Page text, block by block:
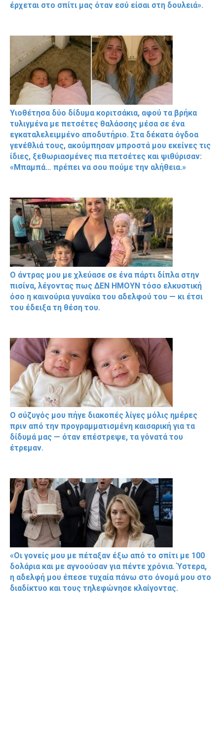
έρχεται στο σπίτι μας όταν εσύ είσαι στη δουλειά».
Υιοθέτησα δύο δίδυμα κοριτσάκια, αφού τα βρήκα
τυλιγμένα με πετσέτες θαλάσσης μέσα σε ένα
εγκαταλελειμμένο αποδυτήριο. Στα δέκατα όγδοα
γενέθλιά τους, ακούμπησαν μπροστά μου εκείνες τις
ίδιες, ξεθωριασμένες πια πετσέτες και ψιθύρισαν:
«Μπαμπά… πρέπει να σου πούμε την αλήθεια.»
Ο άντρας μου με χλεύασε σε ένα πάρτι δίπλα στην
πισίνα, λέγοντας πως ΔΕΝ ΗΜΟΥΝ τόσο ελκυστική
όσο η καινούρια γυναίκα του αδελφού του — κι έτσι
του έδειξα τη θέση του.
Ο σύζυγός μου πήγε διακοπές λίγες μόλις ημέρες
πριν από την προγραμματισμένη καισαρική για τα
δίδυμά μας — όταν επέστρεψε, τα γόνατά του
έτρεμαν.
«Οι γονείς μου με πέταξαν έξω από το σπίτι με 100
δολάρια και με αγνοούσαν για πέντε χρόνια. Ύστερα,
η αδελφή μου έπεσε τυχαία πάνω στο όνομά μου στο
διαδίκτυο και τους τηλεφώνησε κλαίγοντας.